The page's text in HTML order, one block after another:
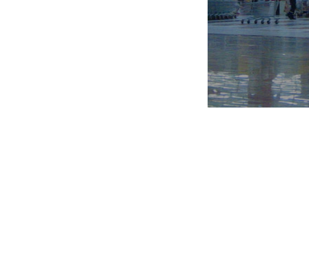
доверии, партнерстве и развитии.
лежит в основе взаимоотношений
компании, между
сотрудниками, в том числе в
стратегических решений.